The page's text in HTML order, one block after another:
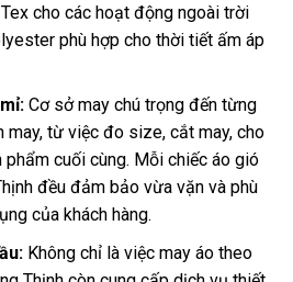
cho các hoạt động ngoài trời
phù hợp cho thời tiết ấm áp
Cơ sở may chú trọng đến từng
may, từ việc đo size, cắt may, cho
cuối cùng. Mỗi chiếc áo gió
đều đảm bảo vừa vặn và phù
của khách hàng.
Không chỉ là việc may áo theo